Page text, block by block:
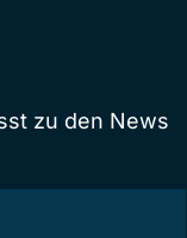
zu den News